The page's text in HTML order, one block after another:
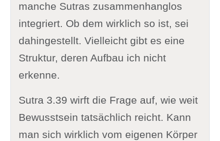
manche Sutras zusammenhanglos
integriert. Ob dem wirklich so ist, sei
dahingestellt. Vielleicht gibt es eine
Struktur, deren Aufbau ich nicht
erkenne.
Sutra 3.39 wirft die Frage auf, wie weit
Bewusstsein tatsächlich reicht. Kann
man sich wirklich vom eigenen Körper